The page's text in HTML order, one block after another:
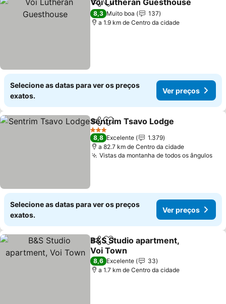
PartilharAdicionar aos favoritos
Voi Lutheran Guesthouse
8,3 Muito boa
137
a 1.9 km de Centro da cidade
Selecione as datas para ver os preços
exatos.
Ver preços
PartilharAdicionar aos favoritos
Sentrim Tsavo Lodge
3 Estrelas
8,8 Excelente
1.379
a 82.7 km de Centro da cidade
Vistas da montanha de todos os ângulos
Selecione as datas para ver os preços
exatos.
Ver preços
PartilharAdicionar aos favoritos
B&S Studio apartment,
Voi Town
8,6 Excelente
33
a 1.7 km de Centro da cidade